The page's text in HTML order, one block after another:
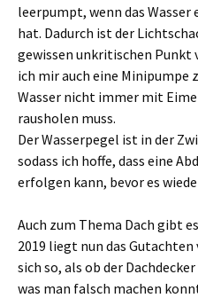
leerpumpt, wenn das
hat. Dadurch ist der
gewissen unkritischen Punkt
ich mir auch eine Minipumpe
Wasser nicht immer mit
rausholen muss.
Der Wasserpegel ist in der
sodass ich hoffe, dass eine
erfolgen kann, bevor es
Auch zum Thema Dach gibt
2019 liegt nun das
sich so, als ob der
was man falsch machen